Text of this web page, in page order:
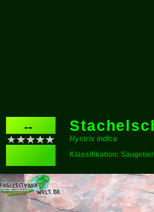
--
Hystrix indica
Klassifikation: Säugetier